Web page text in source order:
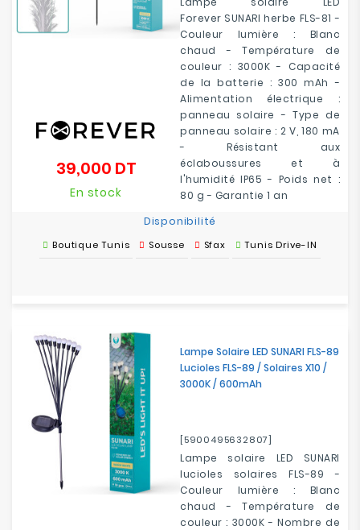
Forever SUNARI herbe FLS-81 -
Couleur lumière : Blanc
chaud - Température de
couleur : 3000K - Capacité
de la batterie : 300 mAh -
Alimentation électrique :
panneau solaire - Type de
panneau solaire : 2 V, 180 mA
- Résistant aux
éclaboussures et à
l'humidité IP65 - Poids net :
80 g - Garantie 1 an
39,000 DTPrix
En stock
Disponibilité
Boutique Tunis Sousse Sfax Tunis Drive-IN
Lampe Solaire LED SUNARI FLS-89
Lucioles FLS-89 / Solaires X10 /
3000K / 600mAh
[5900495632807]
Lampe solaire LED SUNARI
lucioles solaires FLS-89 -
Couleur lumière : Blanc
chaud - Température de
couleur : 3000K - Nombre de